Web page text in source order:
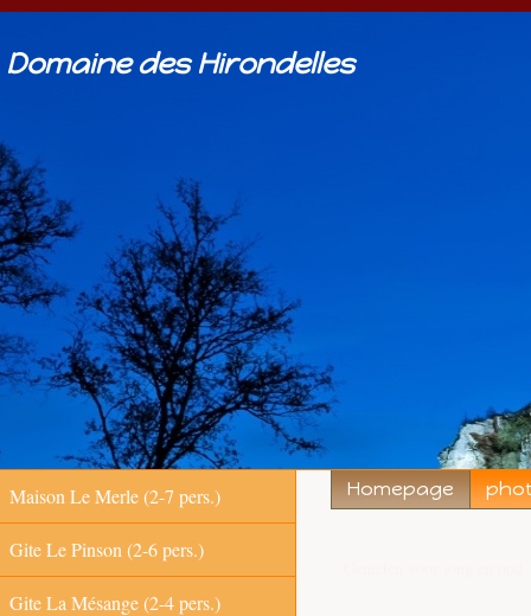
Domaine des Hirondelles
Homepage
Maison Le Merle (2-7 pers.)
Gite Le Pinson (2-6 pers.)
Gite La Mésange (2-4 pers.)